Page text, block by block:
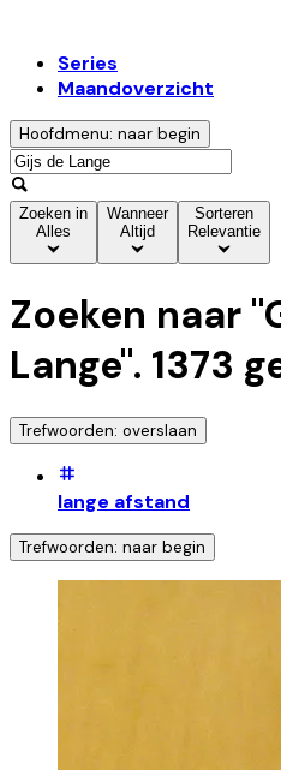
Series
Maandoverzicht
Hoofdmenu: naar begin
Zoeken in
Alles
Wanneer
Altijd
Sorteren
Relevantie
Zoeken naar "
Lange". 1373
Trefwoorden: overslaan
lange afstand
Trefwoorden: naar begin